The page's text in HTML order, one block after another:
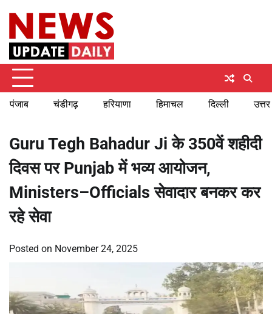
content
पंजाब चंडीगढ़ हरियाणा हिमाचल दिल्ली
Guru Tegh Bahadur Ji के 350वें शहीदी
दिवस पर Punjab में भव्य आयोजन,
Ministers–Officials सेवादार बनकर कर
रहे सेवा
Posted on November 24, 2025